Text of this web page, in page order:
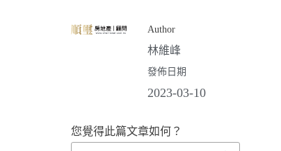
Author
林維峰
發佈日期
2023-03-10
您覺得此篇文章如何？